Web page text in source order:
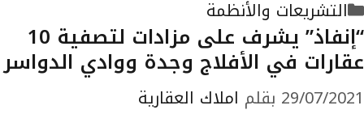
التصنيفات
التشريعات والأنظمة
“إنفاذ” يشرف على مزادات لتصفية 10
عقارات في الأفلاج وجدة ووادي الدواسر
29/07/2021 بقلم املاك العقارية